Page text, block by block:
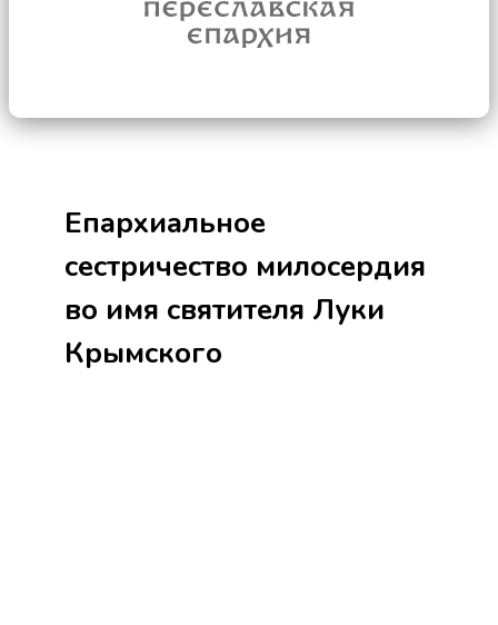
Епархиальное
сестричество милосердия
во имя святителя Луки
Крымского